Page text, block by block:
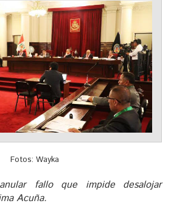
Fotos: Wayka
fallo que impide desalojar
Acuña.